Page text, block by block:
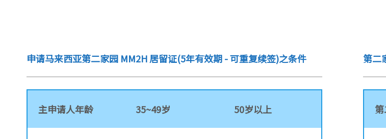
申请马来西亚第二家园 MM2H 居留证(5年有效期 - 可重复续签)之条件
主申请人年龄 35~49岁 50岁以上
第二